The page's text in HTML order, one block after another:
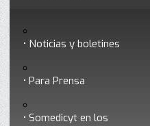
Premios a divulgadores
Ciencia y Tecnología
Noticias y boletines
Para Prensa
Somedicyt en los
Contacto
Noticias y
•